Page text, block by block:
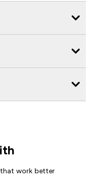
work better